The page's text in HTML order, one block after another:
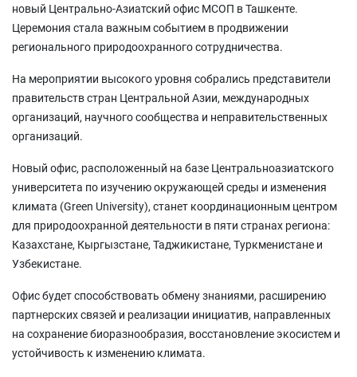
новый Центрально-Азиатский офис МСОП в Ташкенте.
Церемония стала важным событием в продвижении
регионального природоохранного сотрудничества.
На мероприятии высокого уровня собрались представители
правительств стран Центральной Азии, международных
организаций, научного сообщества и неправительственных
организаций.
Новый офис, расположенный на базе Центральноазиатского
университета по изучению окружающей среды и изменения
климата (Green University), станет координационным центром
для природоохранной деятельности в пяти странах региона:
Казахстане, Кыргызстане, Таджикистане, Туркменистане и
Узбекистане.
Офис будет способствовать обмену знаниями, расширению
партнерских связей и реализации инициатив, направленных
на сохранение биоразнообразия, восстановление экосистем и
устойчивость к изменению климата.